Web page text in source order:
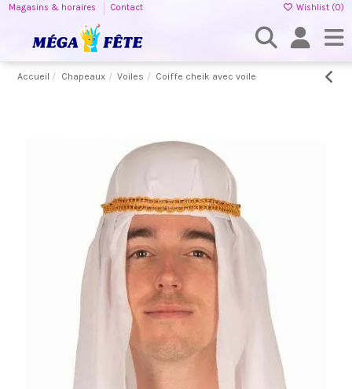
Magasins & horaires Contact Wishlist (0)
Accueil Chapeaux Voiles Coiffe cheik avec voile